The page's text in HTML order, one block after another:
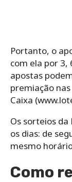
Portanto, o
‌com‌ ‌ela‌ ‌por‌ ‌3,‌
apostas
premiação
Caixa
Os‌ ‌sorteios‌
‌os‌ ‌dias: de‌
‌mesmo‌
Como